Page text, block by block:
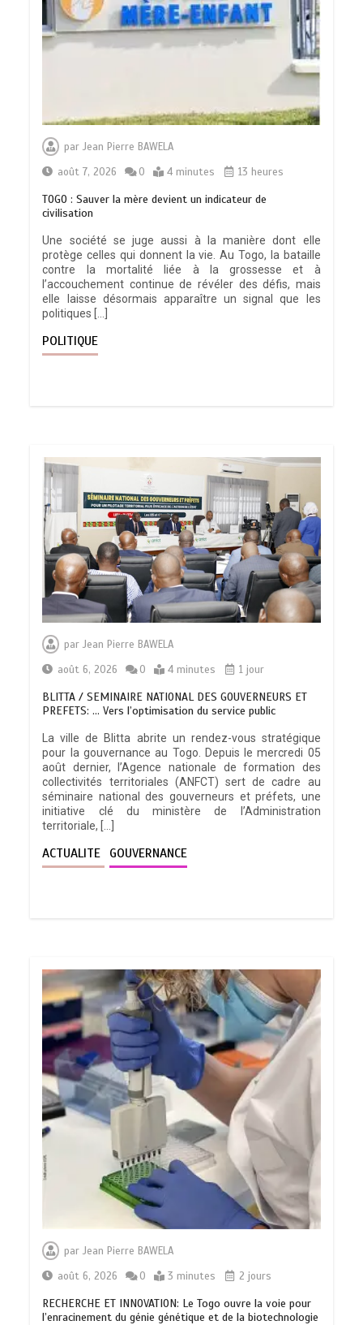
parJean Pierre BAWELA
août 7, 2026
0 4 minutes 13 heures
TOGO : Sauver la mère devient un indicateur de
civilisation
Une société se juge aussi à la manière dont elle
protège celles qui donnent la vie. Au Togo, la bataille
contre la mortalité liée à la grossesse et à
l’accouchement continue de révéler des défis, mais
elle laisse désormais apparaître un signal que les
politiques […]
POLITIQUE
parJean Pierre BAWELA
août 6, 2026
0 4 minutes 1 jour
BLITTA / SEMINAIRE NATIONAL DES GOUVERNEURS ET
PREFETS: … Vers l’optimisation du service public
La ville de Blitta abrite un rendez-vous stratégique
pour la gouvernance au Togo. Depuis le mercredi 05
août dernier, l’Agence nationale de formation des
collectivités territoriales (ANFCT) sert de cadre au
séminaire national des gouverneurs et préfets, une
initiative clé du ministère de l’Administration
territoriale, […]
ACTUALITE GOUVERNANCE
parJean Pierre BAWELA
août 6, 2026
0 3 minutes 2 jours
RECHERCHE ET INNOVATION: Le Togo ouvre la voie pour
l’enracinement du génie génétique et de la biotechnologie